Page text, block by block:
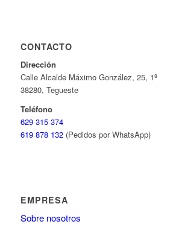
CONTACTO
Dirección
Calle Alcalde Máximo González, 25, 1º
38280, Tegueste
Teléfono
629 315 374
619 878 132(Pedidos por WhatsApp)
EMPRESA
Sobre nosotros